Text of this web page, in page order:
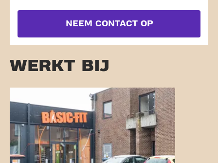
NEEM CONTACT OP
WERKT BIJ